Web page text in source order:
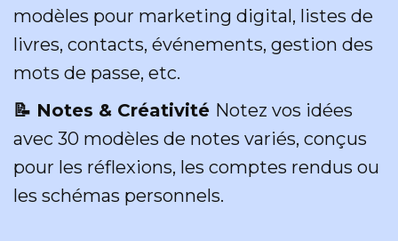
modèles pour marketing digital, listes de
livres, contacts, événements, gestion des
mots de passe, etc.
📝 Notes & Créativité Notez vos idées
avec 30 modèles de notes variés, conçus
pour les réflexions, les comptes rendus ou
les schémas personnels.